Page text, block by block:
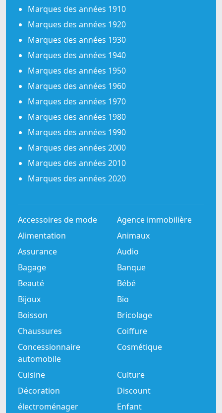
Marques des années 1910
Marques des années 1920
Marques des années 1930
Marques des années 1940
Marques des années 1950
Marques des années 1960
Marques des années 1970
Marques des années 1980
Marques des années 1990
Marques des années 2000
Marques des années 2010
Marques des années 2020
Accessoires de mode
Agence immobilière
Alimentation
Animaux
Assurance
Audio
Bagage
Banque
Beauté
Bébé
Bijoux
Bio
Boisson
Bricolage
Chaussures
Coiffure
Concessionnaire
automobile
Cosmétique
Cuisine
Culture
Décoration
Discount
électroménager
Enfant